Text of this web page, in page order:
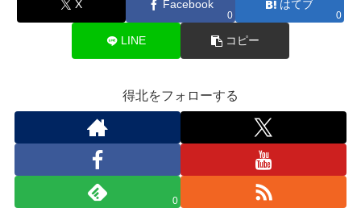
X Facebook
0
はてブ
0
LINE コピー
得北をフォローする
0